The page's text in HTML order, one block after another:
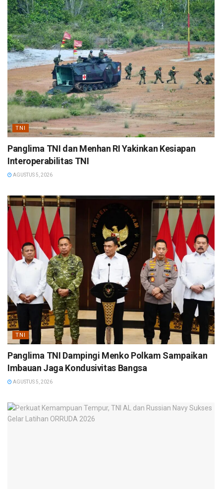
TNI
Panglima TNI dan Menhan RI Yakinkan Kesiapan
Interoperabilitas TNI
AGUSTUS 5, 2026
TNI
Panglima TNI Dampingi Menko Polkam Sampaikan
Imbauan Jaga Kondusivitas Bangsa
AGUSTUS 5, 2026